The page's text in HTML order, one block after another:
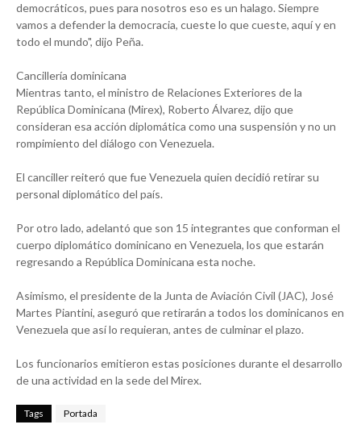
democráticos, pues para nosotros eso es un halago. Siempre
vamos a defender la democracia, cueste lo que cueste, aquí y en
todo el mundo", dijo Peña.
Cancillería dominicana
Mientras tanto, el ministro de Relaciones Exteriores de la
República Dominicana (Mirex), Roberto Álvarez, dijo que
consideran esa acción diplomática como una suspensión y no un
rompimiento del diálogo con Venezuela.
El canciller reiteró que fue Venezuela quien decidió retirar su
personal diplomático del país.
Por otro lado, adelantó que son 15 integrantes que conforman el
cuerpo diplomático dominicano en Venezuela, los que estarán
regresando a República Dominicana esta noche.
Asimismo, el presidente de la Junta de Aviación Civil (JAC), José
Martes Piantini, aseguró que retirarán a todos los dominicanos en
Venezuela que así lo requieran, antes de culminar el plazo.
Los funcionarios emitieron estas posiciones durante el desarrollo
de una actividad en la sede del Mirex.
Tags Portada